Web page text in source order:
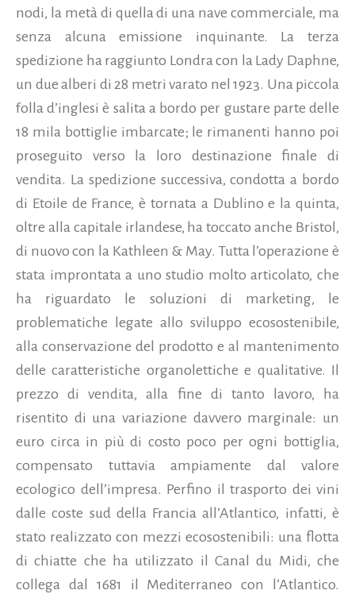
nodi, la metà di quella di una nave commerciale, ma
senza alcuna emissione inquinante. La terza
spedizione ha raggiunto Londra con la Lady Daphne,
un due alberi di 28 metri varato nel 1923. Una piccola
folla d’inglesi è salita a bordo per gustare parte delle
18 mila bottiglie imbarcate; le rimanenti hanno poi
proseguito verso la loro destinazione finale di
vendita. La spedizione successiva, condotta a bordo
di Etoile de France, è tornata a Dublino e la quinta,
oltre alla capitale irlandese, ha toccato anche Bristol,
di nuovo con la Kathleen & May. Tutta l’operazione è
stata improntata a uno studio molto articolato, che
ha riguardato le soluzioni di marketing, le
problematiche legate allo sviluppo ecosostenibile,
alla conservazione del prodotto e al mantenimento
delle caratteristiche organolettiche e qualitative. Il
prezzo di vendita, alla fine di tanto lavoro, ha
risentito di una variazione davvero marginale: un
euro circa in più di costo poco per ogni bottiglia,
compensato tuttavia ampiamente dal valore
ecologico dell’impresa. Perfino il trasporto dei vini
dalle coste sud della Francia all’Atlantico, infatti, è
stato realizzato con mezzi ecosostenibili: una flotta
di chiatte che ha utilizzato il Canal du Midi, che
collega dal 1681 il Mediterraneo con l’Atlantico.